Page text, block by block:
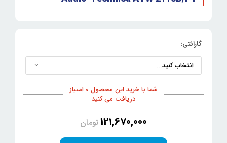
گارانتی:
شما با خرید این محصول 0 امتیاز
دریافت می کنید
121,670,000تومان